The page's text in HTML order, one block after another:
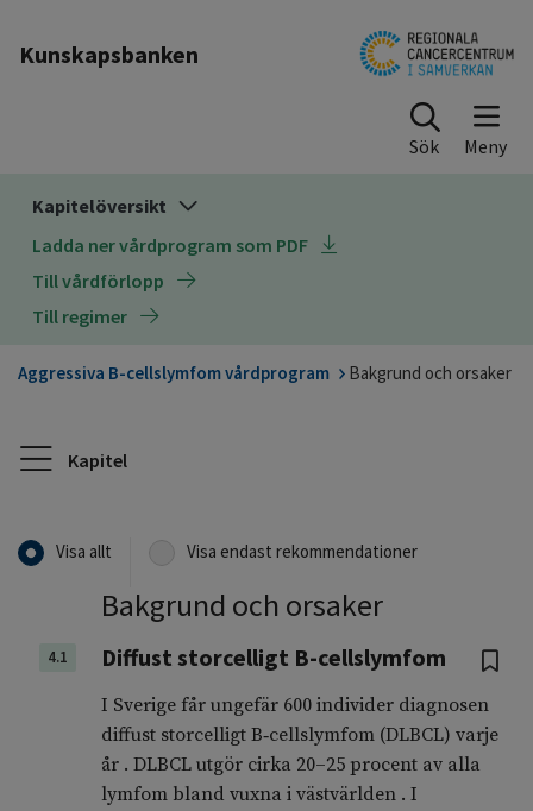
Kunskapsbanken
Sök
Kapitelöversikt
Ladda ner vårdprogram som PDF
Till vårdförlopp
Till regimer
Aggressiva B-cellslymfom vårdprogram Bakgrund och orsaker
Kapitel
Visa allt Visa endast rekommendationer
Bakgrund och orsaker
4.1 Diffust storcelligt B-cellslymfom
I Sverige får ungefär 600 individer diagnosen
diffust storcelligt B‑cellslymfom (DLBCL) varje
år . DLBCL utgör cirka 20–25 procent av alla
lymfom bland vuxna i västvärlden . I